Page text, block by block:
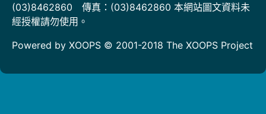
(03)8462860 傳真：(03)8462860 本網站圖文資料未
經授權請勿使用。
Powered by XOOPS © 2001-2018 The XOOPS Project